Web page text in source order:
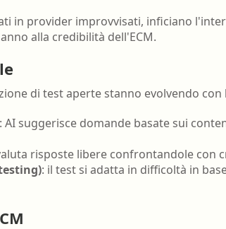
in provider improvvisati, inficiano
alla credibilità dell'ECM.
di test aperte stanno evolvendo con
: AI suggerisce domande basate sui
risposte libere confrontandole con
: il test si adatta in difficoltà in